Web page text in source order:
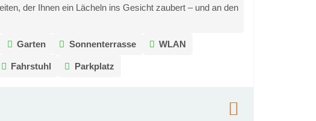
der Ihnen ein Lächeln ins Gesicht zaubert – und an den
Garten Sonnenterrasse WLAN
Fahrstuhl Parkplatz